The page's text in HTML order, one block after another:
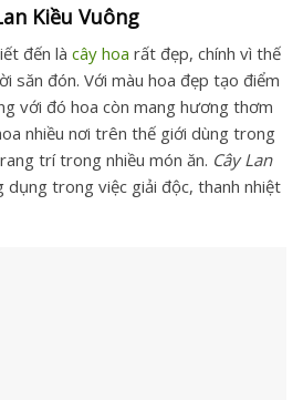
Kiều Vuông
đến là cây hoa rất đẹp, chính vì thế
săn đón. Với màu hoa đẹp tạo điểm
với đó hoa còn mang hương thơm
nhiều nơi trên thế giới dùng trong
trí trong nhiều món ăn. Cây Lan
dụng trong việc giải độc, thanh nhiệt